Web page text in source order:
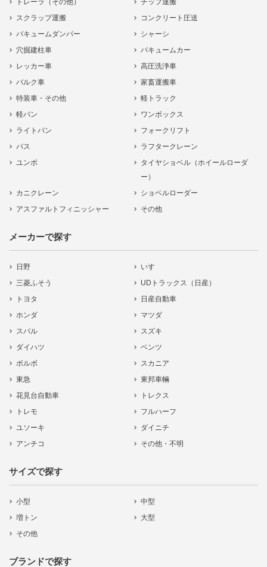
スクラップ運搬
コンクリート圧送
バキュームダンパー
シャーシ
穴掘建柱車
バキュームカー
レッカー車
高圧洗浄車
バルク車
家畜運搬車
特装車・その他
軽トラック
軽バン
ワンボックス
ライトバン
フォークリフト
バス
ラフタークレーン
ユンボ
タイヤショベル（ホイールローダ
ー）
カニクレーン
ショベルローダー
アスファルトフィニッシャー
その他
メーカーで探す
日野
いすゞ
三菱ふそう
UDトラックス（日産）
トヨタ
日産自動車
ホンダ
マツダ
スバル
スズキ
ダイハツ
ベンツ
ボルボ
スカニア
東急
東邦車輛
花見台自動車
トレクス
トレモ
フルハーフ
ユソーキ
ダイニチ
アンチコ
その他・不明
サイズで探す
小型
中型
増トン
大型
その他
ブランドで探す